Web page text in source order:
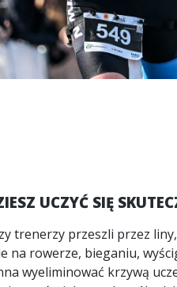
UCZYĆ SIĘ
trenerzy przeszli przez
na rowerze, bieganiu,
wyeliminować krzywą